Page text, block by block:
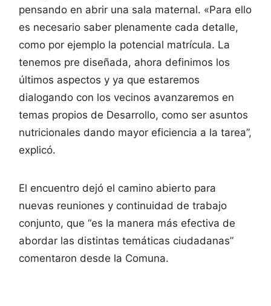
pensando en abrir una sala maternal. «Para ello
es necesario saber plenamente cada detalle,
como por ejemplo la potencial matrícula. La
tenemos pre diseñada, ahora definimos los
últimos aspectos y ya que estaremos
dialogando con los vecinos avanzaremos en
temas propios de Desarrollo, como ser asuntos
nutricionales dando mayor eficiencia a la tarea”,
explicó.
El encuentro dejó el camino abierto para
nuevas reuniones y continuidad de trabajo
conjunto, que “es la manera más efectiva de
abordar las distintas temáticas ciudadanas”
comentaron desde la Comuna.